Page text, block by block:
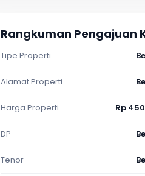
Rangkuman Pengajuan
Tipe Properti
Alamat Properti
Harga Properti Rp
DP
Tenor